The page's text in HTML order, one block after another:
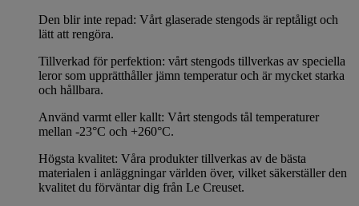
Den blir inte repad: Vårt glaserade stengods är reptåligt och
lätt att rengöra.
Tillverkad för perfektion: vårt stengods tillverkas av speciella
leror som upprätthåller jämn temperatur och är mycket starka
och hållbara.
Använd varmt eller kallt: Vårt stengods tål temperaturer
mellan -23°C och +260°C.
Högsta kvalitet: Våra produkter tillverkas av de bästa
materialen i anläggningar världen över, vilket säkerställer den
kvalitet du förväntar dig från Le Creuset.